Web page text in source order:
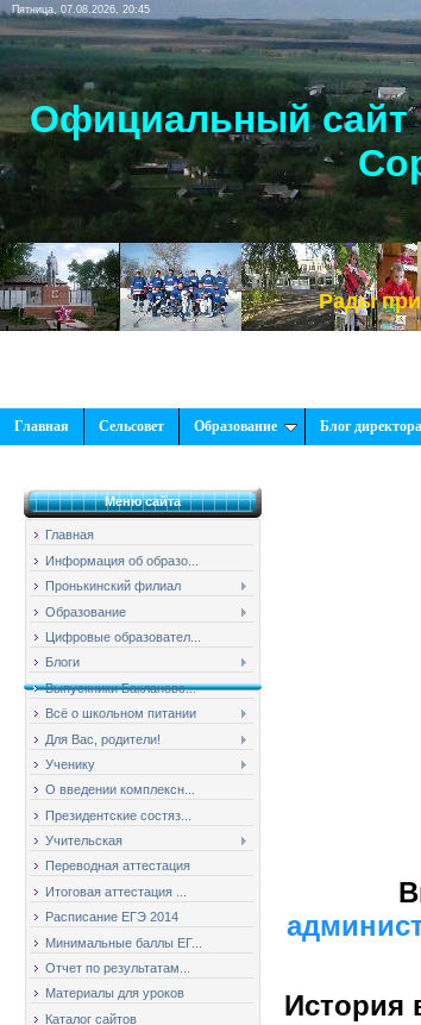
Пятница, 07.08.2026, 20:45
Официальный сайт
Рады
Главная Сельсовет Образование Блог
Меню сайта
Главная
Информация об образо...
Пронькинский филиал
Образование
Цифровые образовател...
Блоги
Выпускники Баклановс...
Всё о школьном питании
Для Вас, родители!
Ученику
О введении комплексн...
Президентские состяз...
Учительская
Переводная аттестация
Итоговая аттестация ...
Расписание ЕГЭ 2014
Минимальные баллы ЕГ...
Отчет по результатам...
Материалы для уроков
Каталог сайтов
История